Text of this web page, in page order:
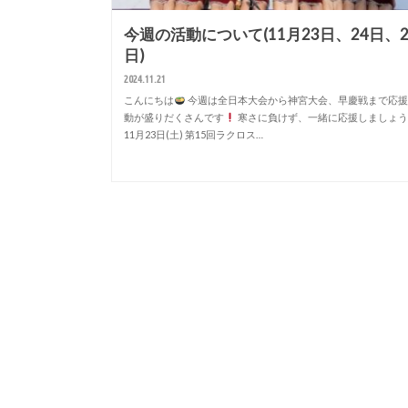
今週の活動について(11月23日、24日、
日)
2024.11.21
こんにちは
今週は全日本大会から神宮大会、早慶戦まで応
動が盛りだくさんです
寒さに負けず、一緒に応援しましょう
11月23日(土) 第15回ラクロス…